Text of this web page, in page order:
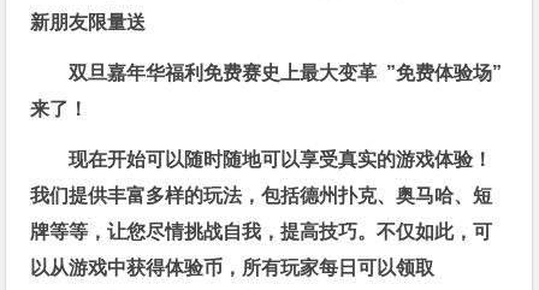
新朋友限量送
双旦嘉年华福利免费赛史上最大变革 ”免费体验场”
来了！
现在开始可以随时随地可以享受真实的游戏体验！
我们提供丰富多样的玩法，包括德州扑克、奥马哈、短
牌等等，让您尽情挑战自我，提高技巧。不仅如此，可
以从游戏中获得体验币，所有玩家每日可以领取